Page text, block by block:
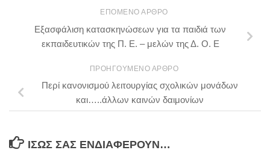
ΕΠΌΜΕΝΟ ΆΡΘΡΟ
Εξασφάλιση κατασκηνώσεων για τα παιδιά των
εκπαιδευτικών της Π. Ε. – μελών της Δ. Ο. Ε
ΠΡΟΗΓΟΎΜΕΝΟ ΆΡΘΡΟ
Περί κανονισμού λειτουργίας σχολικών μονάδων
και…..άλλων καινών δαιμονίων
ΊΣΩΣ ΣΑΣ ΕΝΔΙΑΦΈΡΟΥΝ…